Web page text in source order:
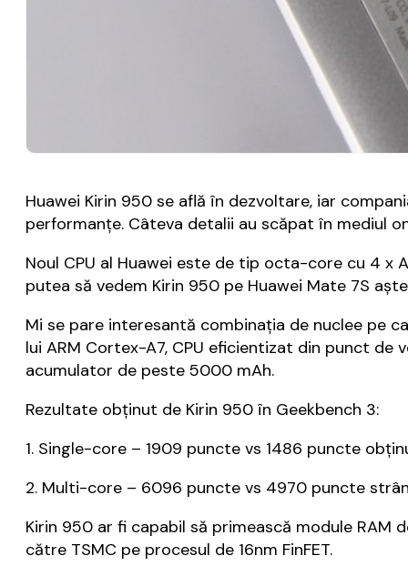
Huawei Kirin 950 se află în dezvoltare, iar
performanțe. Câteva detalii au scăpat în mediul
Noul CPU al Huawei este de tip octa-core cu 4 x
putea să vedem Kirin 950 pe Huawei Mate 7S
Mi se pare interesantă combinația de nuclee pe
lui ARM Cortex-A7, CPU eficientizat din punct de
acumulator de peste 5000 mAh.
Rezultate obținut de Kirin 950 în Geekbench 3:
1. Single-core – 1909 puncte vs 1486 puncte
2. Multi-core – 6096 puncte vs 4970 puncte
Kirin 950 ar fi capabil să primească module RAM
către TSMC pe procesul de 16nm FinFET.